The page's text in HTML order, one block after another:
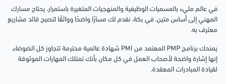
في عالم مليء بالمسميات الوظيفية والمنهجيات المتغيرة باستمرار، يحتاج مسارك
المهني إلى أساس متين. في بكة، نقدم لك مسارًا واضحًا وواثقًا لتصبح قائد مشاريع
معترف به.
يمنحك برنامج PMP المعتمد من PMI شهادة عالمية محترمة تتجاوز كل الضوضاء.
إنها إشارة واضحة لأصحاب العمل في كل مكان بأنك تمتلك المهارات الموثوقة
لقيادة المبادرات المعقدة.